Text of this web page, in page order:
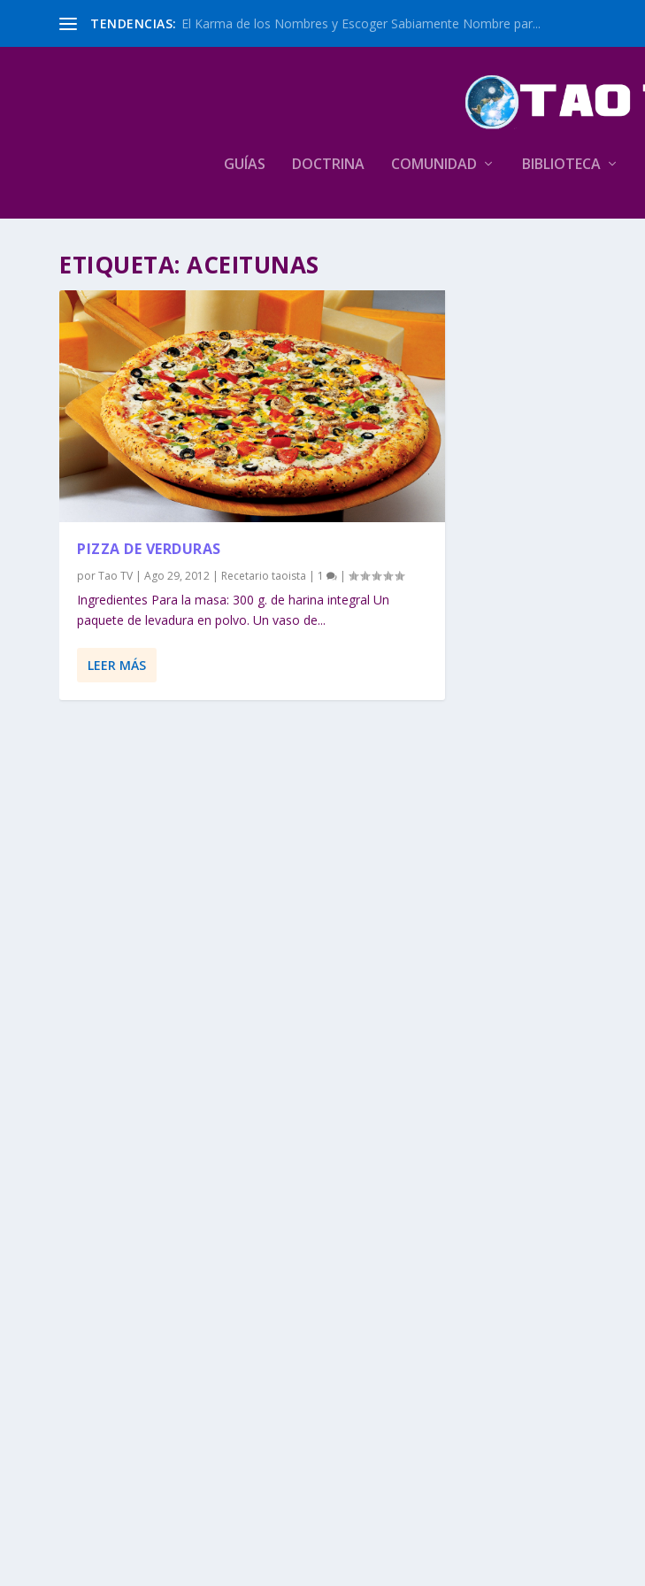
TENDENCIAS: El Karma de los Nombres y Escoger Sabiamente Nombre par...
GUÍAS DOCTRINA COMUNIDAD BIBLIOTECA
ETIQUETA:ACEITUNAS
PIZZA DE VERDURAS
porTao TV |Ago 29, 2012 | Recetario taoista | 1 |
Ingredientes Para la masa: 300 g. de harina integral Un
paquete de levadura en polvo. Un vaso de...
LEER MÁS